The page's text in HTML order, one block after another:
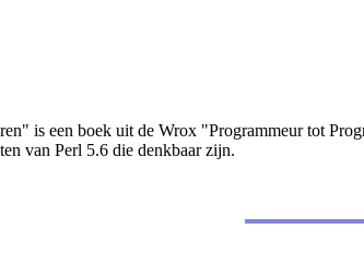
is een boek uit de Wrox "Programmeur tot
van Perl 5.6 die denkbaar zijn.